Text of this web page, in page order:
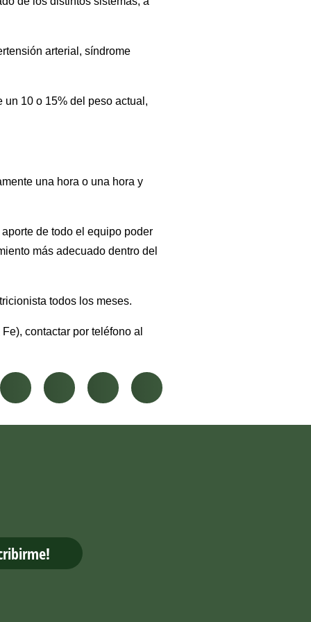
arterial, síndrome
un 10 o 15% del peso actual,
una hora o una hora y
de todo el equipo poder
más adecuado dentro del
todos los meses.
contactar por teléfono al